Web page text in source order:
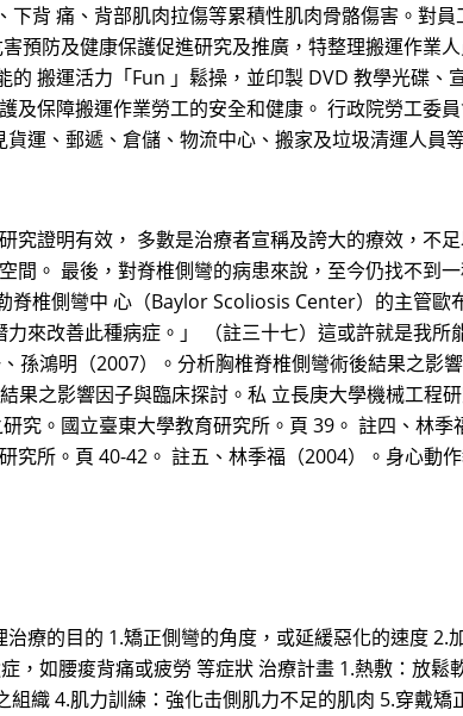
下背 痛、背部肌肉拉傷等累積性肌肉骨骼傷害。對
預防及健康保護促進研究及推廣，特整理搬運作業
搬運活力「Fun 」鬆操，並印製 DVD 教學光碟、
保障搬運作業勞工的安全和健康。 行政院勞工委
運、郵遞、倉儲、物流中心、搬家及垃圾清運人員等
證明有效， 多數是治療者宣稱及誇大的療效，不
。 最後，對脊椎側彎的病患來說，至今仍找不到
脊椎側彎中 心（Baylor Scoliosis Center）的主管歐
來改善此種病症。」 （註三十七）這或許就是我所
鴻明（2007）。分析胸椎脊椎側彎術後結果之影
之影響因子與臨床探討。私 立長庚大學機械工程
究。國立臺東大學教育研究所。頁 39。 註四、林
所。頁 40-42。 註五、林季福（2004）。身心動
療的目的 1.矯正側彎的角度，或延緩惡化的速度 2.
如腰痠背痛或疲勞 等症狀 治療計畫 1.熱敷：放鬆
組織 4.肌力訓練：強化击側肌力不足的肌肉 5.穿戴矯